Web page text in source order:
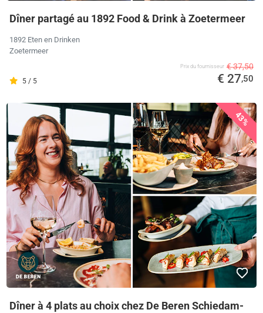
Dîner partagé au 1892 Food & Drink à Zoetermeer
1892 Eten en Drinken
Zoetermeer
5 / 5
Prix ​​du fournisseur € 37,50
€ 27,50
43%
Dîner à 4 plats au choix chez De Beren Schiedam-